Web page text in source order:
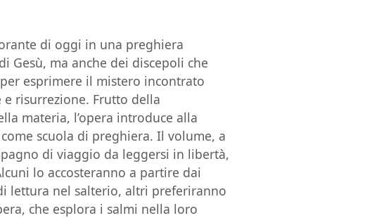
di oggi in una preghiera
Gesù, ma anche dei discepoli che
esprimere il mistero incontrato
risurrezione. Frutto della
materia, l’opera introduce alla
scuola di preghiera. Il volume, a
di viaggio da leggersi in libertà,
lo accosteranno a partire dai
lettura nel salterio, altri preferiranno
che esplora i salmi nella loro